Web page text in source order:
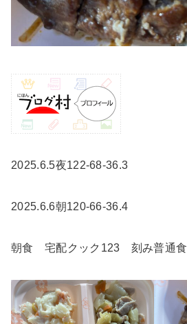
2025.6.5夜122-68-36.3
2025.6.6朝120-66-36.4
朝食 宅配クック123 刻み普通食